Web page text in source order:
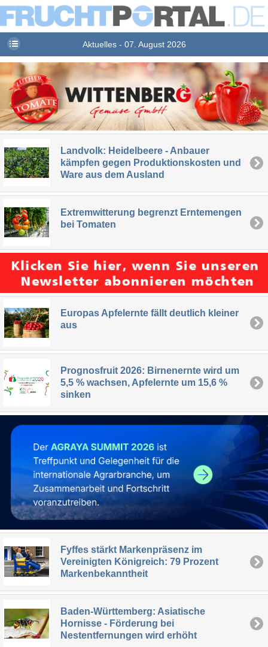
Aktuelles - 07. August 2026
Landvolk: Heidelbeere - Anbauer
kämpfen gegen Produktionskosten und
Ware aus dem Ausland
Extremwitterung begrenzt Erntemengen
bei Tomaten
Europas Apfelernte fällt deutlich kleiner
aus
Prognosfruit 2026: Birnenernte wird um
5,5 % wachsen, Apfelernte um 15,6 %
sinken
Fyffes stärkt Markenpräsenz im
Vereinigten Königreich: 79 Prozent
Markenbekanntheit
Baden-Württemberg: Asiatische
Hornisse - Förderung bei
Nestentfernungen wird erhöht